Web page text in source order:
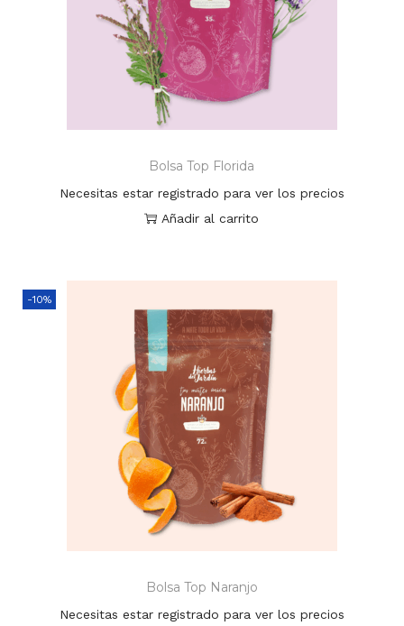
Bolsa Top Florida
Necesitas estar registrado para ver los precios
Añadir al carrito
-10%
Bolsa Top Naranjo
Necesitas estar registrado para ver los precios